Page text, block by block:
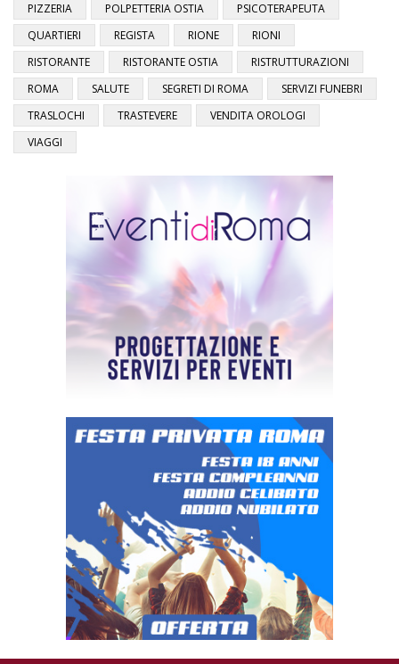
PIZZERIA
POLPETTERIA OSTIA
PSICOTERAPEUTA
QUARTIERI
REGISTA RIONE
RIONI
RISTORANTE
RISTORANTE OSTIA
RISTRUTTURAZIONI
ROMA
SALUTE SEGRETI DI ROMA
SERVIZI FUNEBRI
TRASLOCHI
TRASTEVERE
VENDITA OROLOGI
VIAGGI